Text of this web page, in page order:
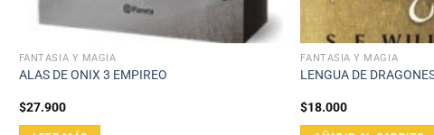
FANTASÍA Y MAGIA
ALAS DE ONIX 3 EMPIREO
$27.900
FANTASÍA Y MAGIA
LENGUA DE
$18.000